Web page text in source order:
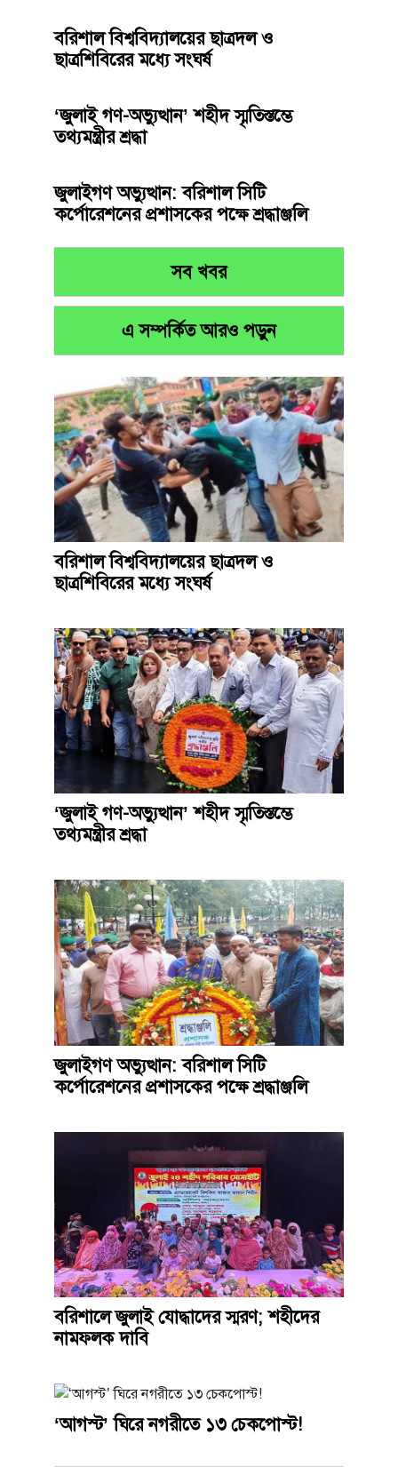
বরিশাল বিশ্ববিদ্যালয়ের ছাত্রদল ও
ছাত্রশিবিরের মধ্যে সংঘর্ষ
‘জুলাই গণ-অভ্যুত্থান’ শহীদ স্মৃতিস্তম্ভে
তথ্যমন্ত্রীর শ্রদ্ধা
জুলাইগণ অভ্যুত্থান: বরিশাল সিটি
কর্পোরেশনের প্রশাসকের পক্ষে শ্রদ্ধাঞ্জলি
সব খবর
এ সম্পর্কিত আরও পড়ুন
বরিশাল বিশ্ববিদ্যালয়ের ছাত্রদল ও
ছাত্রশিবিরের মধ্যে সংঘর্ষ
‘জুলাই গণ-অভ্যুত্থান’ শহীদ স্মৃতিস্তম্ভে
তথ্যমন্ত্রীর শ্রদ্ধা
জুলাইগণ অভ্যুত্থান: বরিশাল সিটি
কর্পোরেশনের প্রশাসকের পক্ষে শ্রদ্ধাঞ্জলি
বরিশালে জুলাই যোদ্ধাদের স্মরণ; শহীদের
নামফলক দাবি
‘আগস্ট’ ঘিরে নগরীতে ১৩ চেকপোস্ট!